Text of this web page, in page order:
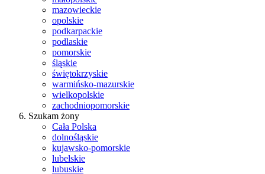
mazowieckie
opolskie
podkarpackie
podlaskie
pomorskie
śląskie
świętokrzyskie
warmińsko-mazurskie
wielkopolskie
zachodniopomorskie
Szukam żony
Cała Polska
dolnośląskie
kujawsko-pomorskie
lubelskie
lubuskie